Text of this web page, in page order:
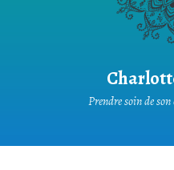
Prendre soin de